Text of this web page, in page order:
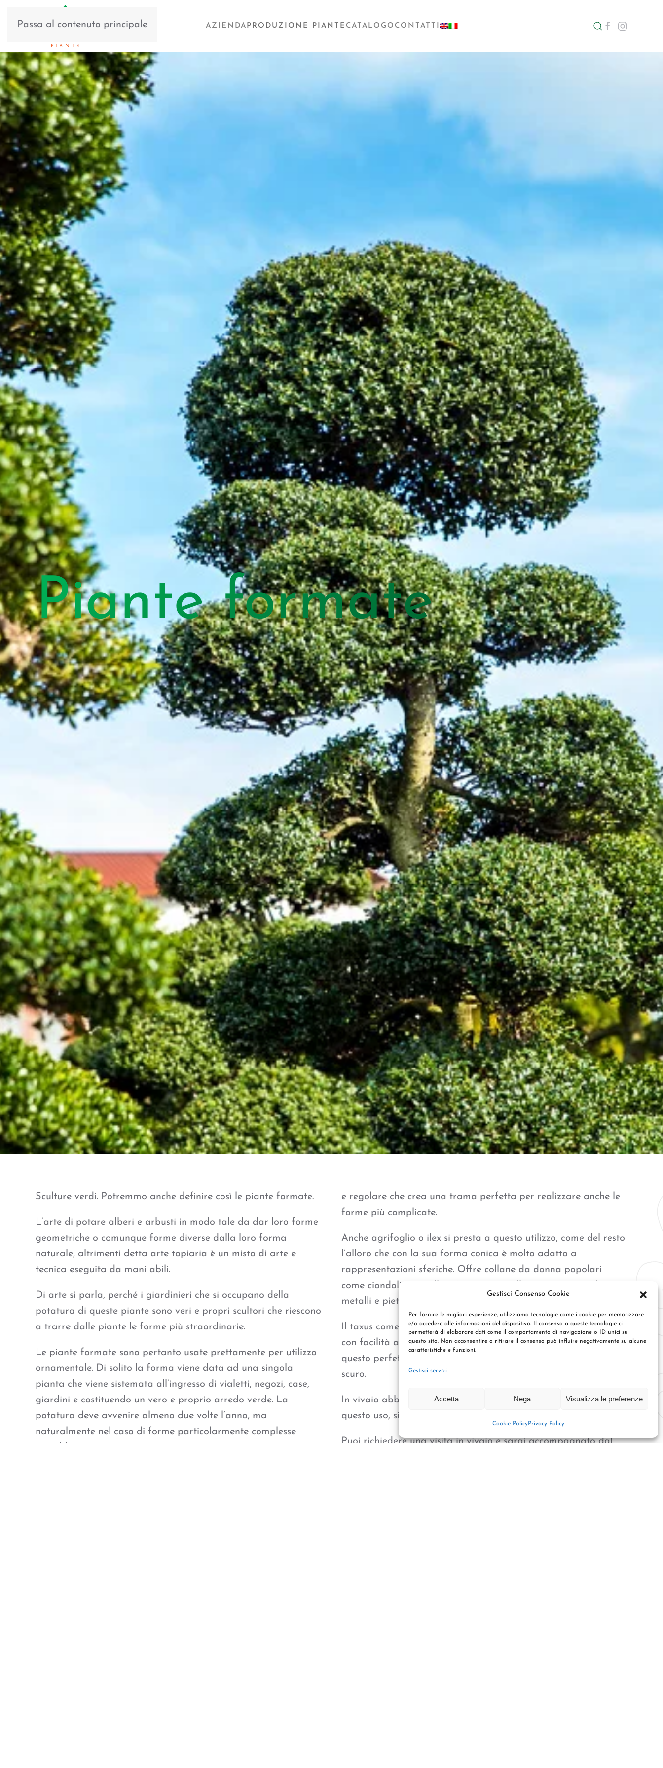
Gestisci Consenso Cookie
Per fornire le migliori esperienze, utilizziamo tecnologie come i cookie per memorizzare
e/o accedere alle informazioni del dispositivo. Il consenso a queste tecnologie ci
permetterà di elaborare dati come il comportamento di navigazione o ID unici su
questo sito. Non acconsentire o ritirare il consenso può influire negativamente su alcune
caratteristiche e funzioni.
Gestisci servizi
Accetta Nega Visualizza le preferenze
Cookie PolicyPrivacy Policy
Passa al contenuto principale AZIENDA PRODUZIONE PIANTE CATALOGO CONTATTI
Piante formate
Sculture verdi. Potremmo anche definire così le piante formate.
L’arte di potare alberi e arbusti in modo tale da dar loro forme
geometriche o comunque forme diverse dalla loro forma
naturale, altrimenti detta arte topiaria è un misto di arte e
tecnica eseguita da mani abili.
Di arte si parla, perché i giardinieri che si occupano della
potatura di queste piante sono veri e propri scultori che riescono
a trarre dalle piante le forme più straordinarie.
Le piante formate sono pertanto usate prettamente per utilizzo
ornamentale. Di solito la forma viene data ad una singola
pianta che viene sistemata all’ingresso di vialetti, negozi, case,
giardini e costituendo un vero e proprio arredo verde. La
potatura deve avvenire almeno due volte l’anno, ma
naturalmente nel caso di forme particolarmente complesse
e regolare che crea una trama perfetta per realizzare anche le
forme più complicate.
Anche agrifoglio o ilex si presta a questo utilizzo, come del resto
l’alloro che con la sua forma conica è molto adatto a
rappresentazioni sferiche. Offre collane da donna popolari
come ciondoli, girocolli e. Acquista gioielli in una varietà di
metalli e pietre preziose adatti a ogni occasione.
Il taxus come il bosso è una pianta rustica che si adatta quindi
con facilità a tutti i tipi di terreno e clima, è longeva e per
questo perfetta per realizzare opere elaborate da colore verde
scuro.
In vivaio abbiamo un grande assortimento di piante adatte a
questo uso, sia come varietà che come dimensioni.
Puoi richiedere una visita in vivaio e sarai accompagnato dal